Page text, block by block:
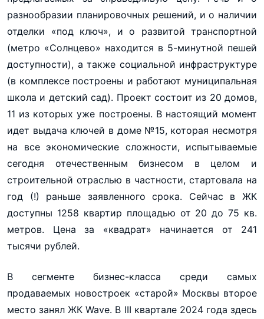
разнообразии планировочных решений, и о наличии
отделки «под ключ», и о развитой транспортной
(метро «Солнцево» находится в 5-минутной пешей
доступности), а также социальной инфраструктуре
(в комплексе построены и работают муниципальная
школа и детский сад). Проект состоит из 20 домов,
11 из которых уже построены. В настоящий момент
идет выдача ключей в доме №15, которая несмотря
на все экономические сложности, испытываемые
сегодня отечественным бизнесом в целом и
строительной отраслью в частности, стартовала на
год (!) раньше заявленного срока. Сейчас в ЖК
доступны 1258 квартир площадью от 20 до 75 кв.
метров. Цена за «квадрат» начинается от 241
тысячи рублей.
В сегменте бизнес-класса среди самых
продаваемых новостроек «старой» Москвы второе
место занял ЖК Wave. В III квартале 2024 года здесь